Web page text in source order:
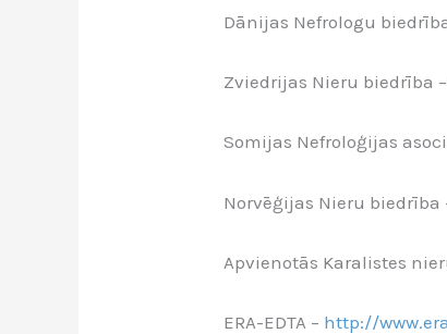
Dānijas Nefrologu
Zviedrijas Nieru biedrība –
Somijas Nefroloģijas
Norvēģijas Nieru biedrība
Apvienotās Karalistes
ERA-EDTA – http://